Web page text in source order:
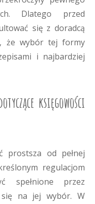
Dlatego przed
się z doradcą
że wybór tej formy
i najbardziej
księgowości
prostsza od pełnej
regulacjom
spełnione przez
się na jej wybór. W